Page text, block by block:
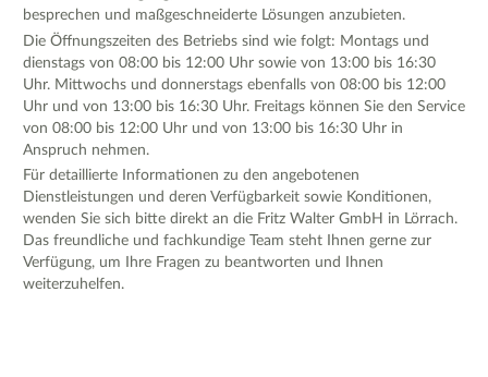
besprechen und maßgeschneiderte Lösungen anzubieten.
Die Öffnungszeiten des Betriebs sind wie folgt: Montags und
dienstags von 08:00 bis 12:00 Uhr sowie von 13:00 bis 16:30
Uhr. Mittwochs und donnerstags ebenfalls von 08:00 bis 12:00
Uhr und von 13:00 bis 16:30 Uhr. Freitags können Sie den Service
von 08:00 bis 12:00 Uhr und von 13:00 bis 16:30 Uhr in
Anspruch nehmen.
Für detaillierte Informationen zu den angebotenen
Dienstleistungen und deren Verfügbarkeit sowie Konditionen,
wenden Sie sich bitte direkt an die Fritz Walter GmbH in Lörrach.
Das freundliche und fachkundige Team steht Ihnen gerne zur
Verfügung, um Ihre Fragen zu beantworten und Ihnen
weiterzuhelfen.